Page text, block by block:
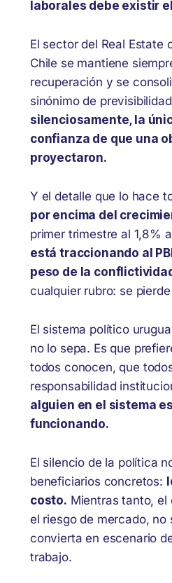
laborales debe existir
El sector del Real Estate
Chile se mantiene
recuperación y se
sinónimo de
silenciosamente, la
confianza de que una
proyectaron.
Y el detalle que lo hace
por encima del
primer trimestre al 1,8%
está traccionando al
peso de la
cualquier rubro: se
El sistema político
no lo sepa. Es que
todos conocen, que
responsabilidad
alguien en el sistema
funcionando.
El silencio de la política
beneficiarios concretos:
costo. Mientras tanto, el
el riesgo de mercado, no
convierta en escenario
trabajo.